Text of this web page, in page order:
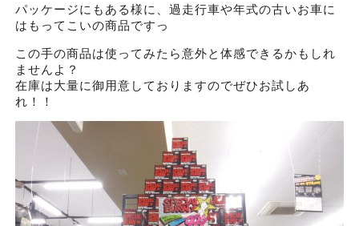
パッケージにもある様に、過走行車や年式の古いお車に
はもってこいの商品ですっ
この手の商品は使ってみたら意外と体感できるかもしれ
ませんよ？
在庫は大量に御用意しておりますのでぜひお試しあ
れ！！